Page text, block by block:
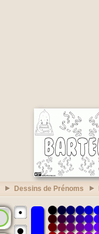
Dessins de Prénoms